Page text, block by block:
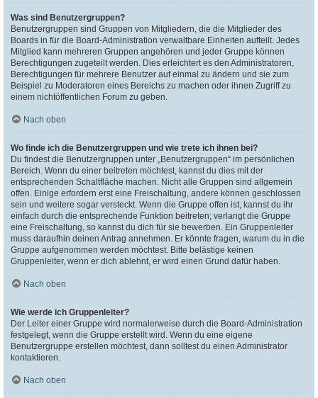
Was sind Benutzergruppen?
Benutzergruppen sind Gruppen von Mitgliedern, die die Mitglieder des
Boards in für die Board-Administration verwaltbare Einheiten aufteilt. Jedes
Mitglied kann mehreren Gruppen angehören und jeder Gruppe können
Berechtigungen zugeteilt werden. Dies erleichtert es den Administratoren,
Berechtigungen für mehrere Benutzer auf einmal zu ändern und sie zum
Beispiel zu Moderatoren eines Bereichs zu machen oder ihnen Zugriff zu
einem nichtöffentlichen Forum zu geben.
Nach oben
Wo finde ich die Benutzergruppen und wie trete ich ihnen bei?
Du findest die Benutzergruppen unter „Benutzergruppen“ im persönlichen
Bereich. Wenn du einer beitreten möchtest, kannst du dies mit der
entsprechenden Schaltfläche machen. Nicht alle Gruppen sind allgemein
offen. Einige erfordern erst eine Freischaltung, andere können geschlossen
sein und weitere sogar versteckt. Wenn die Gruppe offen ist, kannst du ihr
einfach durch die entsprechende Funktion beitreten; verlangt die Gruppe
eine Freischaltung, so kannst du dich für sie bewerben. Ein Gruppenleiter
muss daraufhin deinen Antrag annehmen. Er könnte fragen, warum du in die
Gruppe aufgenommen werden möchtest. Bitte belästige keinen
Gruppenleiter, wenn er dich ablehnt, er wird einen Grund dafür haben.
Nach oben
Wie werde ich Gruppenleiter?
Der Leiter einer Gruppe wird normalerweise durch die Board-Administration
festgelegt, wenn die Gruppe erstellt wird. Wenn du eine eigene
Benutzergruppe erstellen möchtest, dann solltest du einen Administrator
kontaktieren.
Nach oben